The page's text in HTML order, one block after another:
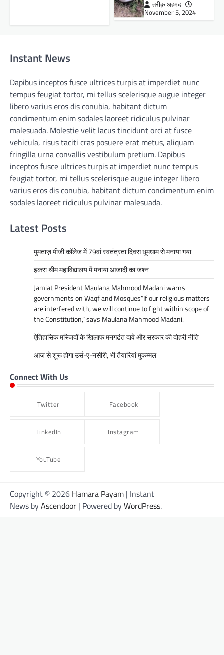
तरीक़ अहमद
November 5, 2024
Instant News
Dapibus inceptos fusce ultrices turpis at imperdiet nunc
tempus feugiat tortor, mi tellus scelerisque augue integer
libero varius eros dis conubia, habitant dictum
condimentum enim sodales laoreet ridiculus pulvinar
malesuada. Molestie velit lacus tincidunt orci at fusce
vehicula, risus taciti cras posuere erat metus, aliquam
fringilla urna convallis vestibulum pretium. Dapibus
inceptos fusce ultrices turpis at imperdiet nunc tempus
feugiat tortor, mi tellus scelerisque augue integer libero
varius eros dis conubia, habitant dictum condimentum enim
sodales laoreet ridiculus pulvinar malesuada.
Latest Posts
मुमताज़ पीजी कॉलेज में 79वां स्वतंत्रता दिवस धूमधाम से मनाया गया
इकरा थीम महाविद्यालय में मनाया आजादी का जश्न
Jamiat President Maulana Mahmood Madani warns
governments on Waqf and Mosques”If our religious matters
are interfered with, we will continue to fight within scope of
the Constitution,” says Maulana Mahmood Madani.
ऐतिहासिक मस्जिदों के खिलाफ मनगढंत दावे और सरकार की दोहरी नीति
आज से शूरू होगा उर्स-ए-नसीरी, भी तैयारियां मुकम्मल
Connect With Us
Twitter Facebook
LinkedIn Instagram
YouTube
Copyright © 2026 Hamara Payam | Instant
News byAscendoor | Powered byWordPress.